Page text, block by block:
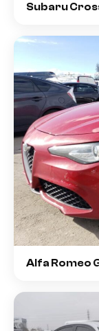
Subaru
Alfa Romeo